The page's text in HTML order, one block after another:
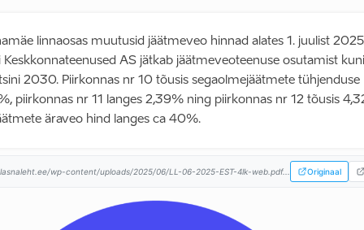
linnaosas muutusid jäätmeveo hinnad alates 1. juulist
Keskkonnateenused AS jätkab jäätmeveoteenuse osutamist
2030. Piirkonnas nr 10 tõusis segaolmejäätmete tühjenduse
piirkonnas nr 11 langes 2,39% ning piirkonnas nr 12 tõusis
äraveo hind langes ca 40%.
lasnaleht.ee/wp-content/uploads/2025/06/LL-06-2025-EST-4lk-web.pdf... Originaal